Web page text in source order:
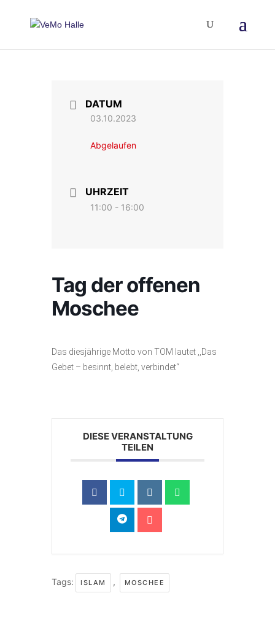
DATUM
03.10.2023
Abgelaufen
UHRZEIT
11:00 - 16:00
Tag der offenen
Moschee
Das diesjährige Motto von TOM lautet ,,Das
Gebet – besinnt, belebt, verbindet“
DIESE VERANSTALTUNG
TEILEN
Tags: ISLAM , MOSCHEE